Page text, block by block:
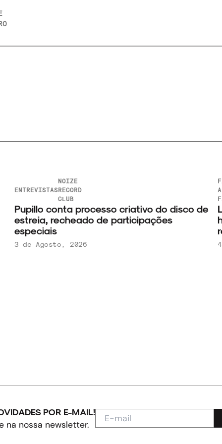
A
ENTREVISTAS
NOIZE
RECORD
CLUB
Pupillo conta processo criativo do disco de
estreia, recheado de participações
especiais
3 de Agosto, 2026
POR E-MAIL!
na nossa newsletter.